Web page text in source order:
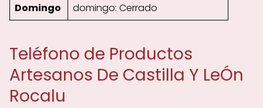
Domingo
domingo: Cerrado
Teléfono de Productos
Artesanos De Castilla Y LeÓn
Rocalu